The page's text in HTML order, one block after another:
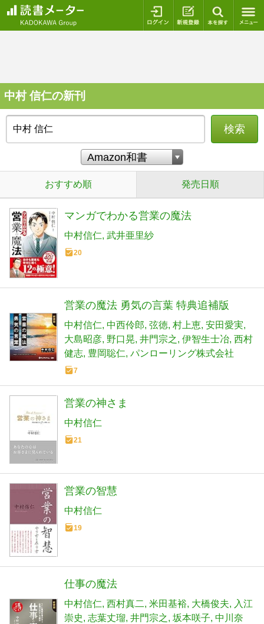
ログイン 新規登録
中村 信仁の新刊
検索
おすすめ順 発売日順
マンガでわかる営業の魔法
中村信仁 武井亜里紗
20
営業の魔法 勇気の言葉 特典追補版
中村信仁 中西伶郎 弦徳 村上恵 安田愛実
大島昭彦 野口晃 井門宗之 伊智生士冶 西村
健志 豊岡聡仁 パンローリング株式会社
7
営業の神さま
中村信仁
21
営業の智慧
中村信仁
19
仕事の魔法
中村信仁 西村真二 米田基裕 大橋俊夫
入江
崇史 志葉丈瑠 井門宗之 坂本咲子 中川奈